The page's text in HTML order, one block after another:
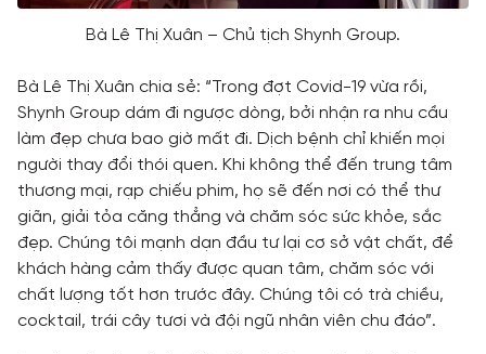
Bà Lê Thị Xuân – Chủ tịch Shynh Group.
Bà Lê Thị Xuân chia sẻ: “Trong đợt Covid-19 vừa rồi,
Shynh Group dám đi ngược dòng, bởi nhận ra nhu cầu
làm đẹp chưa bao giờ mất đi. Dịch bệnh chỉ khiến mọi
người thay đổi thói quen. Khi không thể đến trung tâm
thương mại, rạp chiếu phim, họ sẽ đến nơi có thể thư
giãn, giải tỏa căng thẳng và chăm sóc sức khỏe, sắc
đẹp. Chúng tôi mạnh dạn đầu tư lại cơ sở vật chất, để
khách hàng cảm thấy được quan tâm, chăm sóc với
chất lượng tốt hơn trước đây. Chúng tôi có trà chiều,
cocktail, trái cây tươi và đội ngũ nhân viên chu đáo”.